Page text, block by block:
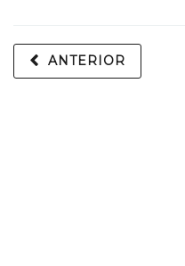
ANTERIOR